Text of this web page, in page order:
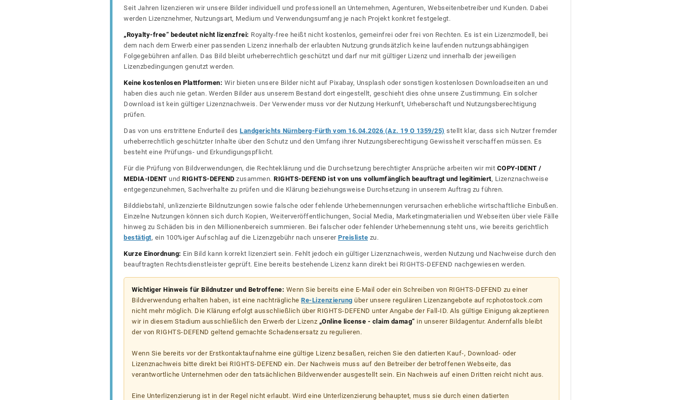
Seit Jahren lizenzieren wir unsere Bilder individuell und professionell an Unternehmen, Agenturen, Webseitenbetreiber und Kunden. Dabei
werden Lizenznehmer, Nutzungsart, Medium und Verwendungsumfang je nach Projekt konkret festgelegt.
„Royalty-free“ bedeutet nicht lizenzfrei: Royalty-free heißt nicht kostenlos, gemeinfrei oder frei von Rechten. Es ist ein Lizenzmodell, bei
dem nach dem Erwerb einer passenden Lizenz innerhalb der erlaubten Nutzung grundsätzlich keine laufenden nutzungsabhängigen
Folgegebühren anfallen. Das Bild bleibt urheberrechtlich geschützt und darf nur mit gültiger Lizenz und innerhalb der jeweiligen
Lizenzbedingungen genutzt werden.
Keine kostenlosen Plattformen: Wir bieten unsere Bilder nicht auf Pixabay, Unsplash oder sonstigen kostenlosen Downloadseiten an und
haben dies auch nie getan. Werden Bilder aus unserem Bestand dort eingestellt, geschieht dies ohne unsere Zustimmung. Ein solcher
Download ist kein gültiger Lizenznachweis. Der Verwender muss vor der Nutzung Herkunft, Urheberschaft und Nutzungsberechtigung
prüfen.
Das von uns erstrittene Endurteil des Landgerichts Nürnberg-Fürth vom 16.04.2026 (Az. 19 O 1359/25) stellt klar, dass sich Nutzer fremder
urheberrechtlich geschützter Inhalte über den Schutz und den Umfang ihrer Nutzungsberechtigung Gewissheit verschaffen müssen. Es
besteht eine Prüfungs- und Erkundigungspflicht.
Für die Prüfung von Bildverwendungen, die Rechteklärung und die Durchsetzung berechtigter Ansprüche arbeiten wir mit COPY-IDENT /
MEDIA-IDENT und RIGHTS-DEFEND zusammen. RIGHTS-DEFEND ist von uns vollumfänglich beauftragt und legitimiert, Lizenznachweise
entgegenzunehmen, Sachverhalte zu prüfen und die Klärung beziehungsweise Durchsetzung in unserem Auftrag zu führen.
Bilddiebstahl, unlizenzierte Bildnutzungen sowie falsche oder fehlende Urhebernennungen verursachen erhebliche wirtschaftliche Einbußen.
Einzelne Nutzungen können sich durch Kopien, Weiterveröffentlichungen, Social Media, Marketingmaterialien und Webseiten über viele Fälle
hinweg zu Schäden bis in den Millionenbereich summieren. Bei falscher oder fehlender Urhebernennung steht uns, wie bereits gerichtlich
bestätigt, ein 100%iger Aufschlag auf die Lizenzgebühr nach unserer Preisliste zu.
Kurze Einordnung: Ein Bild kann korrekt lizenziert sein. Fehlt jedoch ein gültiger Lizenznachweis, werden Nutzung und Nachweise durch den
beauftragten Rechtsdienstleister geprüft. Eine bereits bestehende Lizenz kann direkt bei RIGHTS-DEFEND nachgewiesen werden.
Wichtiger Hinweis für Bildnutzer und Betroffene: Wenn Sie bereits eine E-Mail oder ein Schreiben von RIGHTS-DEFEND zu einer
Bildverwendung erhalten haben, ist eine nachträgliche Re-Lizenzierung über unsere regulären Lizenzangebote auf rcphotostock.com
nicht mehr möglich. Die Klärung erfolgt ausschließlich über RIGHTS-DEFEND unter Angabe der Fall-ID. Als gültige Einigung akzeptieren
wir in diesem Stadium ausschließlich den Erwerb der Lizenz „Online license - claim damag“ in unserer Bildagentur. Andernfalls bleibt
der von RIGHTS-DEFEND geltend gemachte Schadensersatz zu regulieren.
Wenn Sie bereits vor der Erstkontaktaufnahme eine gültige Lizenz besaßen, reichen Sie den datierten Kauf-, Download- oder
Lizenznachweis bitte direkt bei RIGHTS-DEFEND ein. Der Nachweis muss auf den Betreiber der betroffenen Webseite, das
verantwortliche Unternehmen oder den tatsächlichen Bildverwender ausgestellt sein. Ein Nachweis auf einen Dritten reicht nicht aus.
Eine Unterlizenzierung ist in der Regel nicht erlaubt. Wird eine Unterlizenzierung behauptet, muss sie durch einen datierten